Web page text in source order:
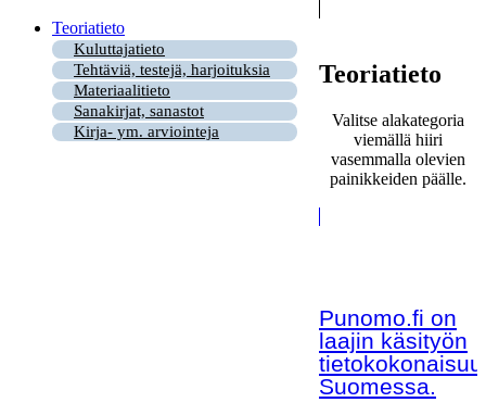
Teoriatieto
Kuluttajatieto
Tehtäviä, testejä, harjoituksia
Materiaalitieto
Sanakirjat, sanastot
Kirja- ym. arviointeja
Teoriatieto
Valitse alakategoria
viemällä hiiri
vasemmalla olevien
painikkeiden päälle.
Punomo.fi on
laajin käsityön
Suomessa.